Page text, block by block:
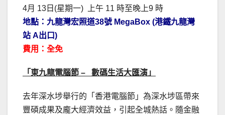
4月 13日(星期一) 上午 11 時至晚上9 時
地點：九龍灣宏照道38號 MegaBox (港鐵九龍灣
站 A出口)
費用：全免
「東九龍電腦節 – 數碼生活大匯演」
去年深水埗舉行的「香港電腦節」為深水埗區帶來
豐碩成果及龐大經濟效益，引起全城熱話。隨金融